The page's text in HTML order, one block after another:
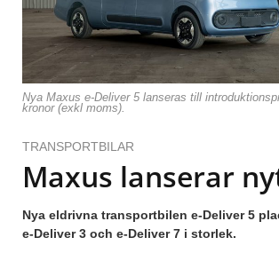
Nya Maxus e-Deliver 5 lanseras till
kronor (exkl moms).
TRANSPORTBILAR
Maxus lanserar
Nya eldrivna transportbilen e-Deliver 5
e-Deliver 3 och e-Deliver 7 i storlek.